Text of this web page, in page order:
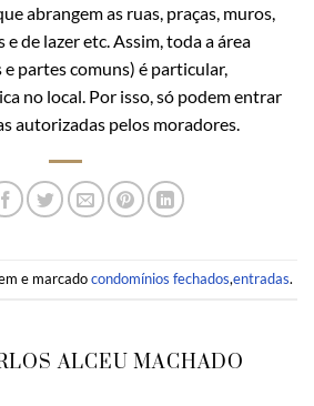
abrangem as ruas, praças, muros,
de lazer etc. Assim, toda a área
partes comuns) é particular,
no local. Por isso, só podem entrar
autorizadas pelos moradores.
e marcadocondomínios fechados,entradas.
ALCEU MACHADO